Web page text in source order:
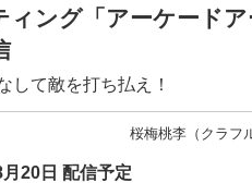
ング「アーケードア
して敵を打ち払え！
桜梅桃李（クラフ
月20日 配信予定